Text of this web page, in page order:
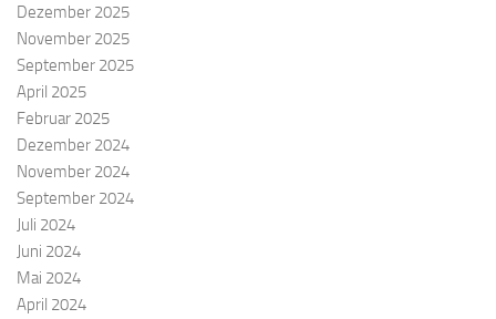
Dezember 2025
November 2025
September 2025
April 2025
Februar 2025
Dezember 2024
November 2024
September 2024
Juli 2024
Juni 2024
Mai 2024
April 2024